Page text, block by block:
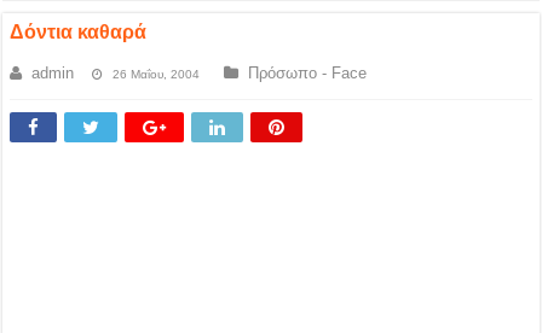
Δόντια καθαρά
admin 26 Μαΐου, 2004 Πρόσωπο - Face